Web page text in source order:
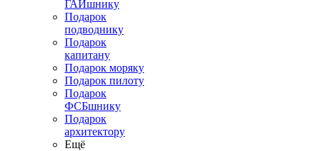
ГАИшнику
Подарок
подводнику
Подарок
капитану
Подарок моряку
Подарок пилоту
Подарок
ФСБшнику
Подарок
архитектору
Ещё